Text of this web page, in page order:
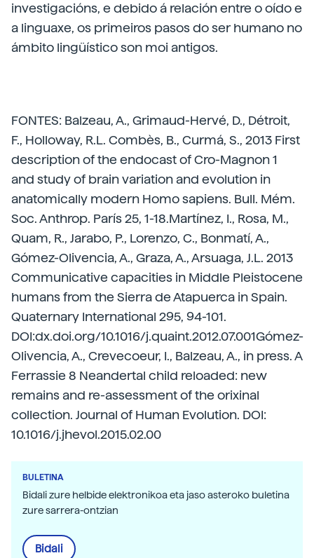
investigacións, e debido á relación entre o oído e
a linguaxe, os primeiros pasos do ser humano no
ámbito lingüístico son moi antigos.
FONTES: Balzeau, A., Grimaud-Hervé, D., Détroit,
F., Holloway, R.L. Combès, B., Curmá, S., 2013 First
description of the endocast of Cro-Magnon 1
and study of brain variation and evolution in
anatomically modern Homo sapiens. Bull. Mém.
Soc. Anthrop. París 25, 1-18.Martínez, I., Rosa, M.,
Quam, R., Jarabo, P., Lorenzo, C., Bonmatí, A.,
Gómez-Olivencia, A., Graza, A., Arsuaga, J.L. 2013
Communicative capacities in Middle Pleistocene
humans from the Sierra de Atapuerca in Spain.
Quaternary International 295, 94-101.
DOI:dx.doi.org/10.1016/j.quaint.2012.07.001Gómez-
Olivencia, A., Crevecoeur, I., Balzeau, A., in press. A
Ferrassie 8 Neandertal child reloaded: new
remains and re-assessment of the orixinal
collection. Journal of Human Evolution. DOI:
10.1016/j.jhevol.2015.02.00
BULETINA
Bidali zure helbide elektronikoa eta jaso asteroko buletina
zure sarrera-ontzian
Bidali